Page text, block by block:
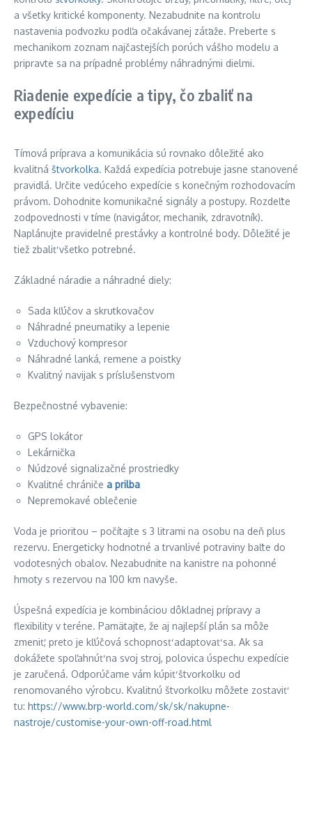
a všetky kritické komponenty. Nezabudnite na kontrolu
nastavenia podvozku podľa očakávanej záťaže. Preberte s
mechanikom zoznam najčastejších porúch vášho modelu a
pripravte sa na prípadné problémy náhradnými dielmi.
Riadenie expedície a tipy, čo zbaliť na
expedíciu
Tímová príprava a komunikácia sú rovnako dôležité ako
kvalitná štvorkolka. Každá expedícia potrebuje jasne stanovené
pravidlá. Určite vedúceho expedície s konečným rozhodovacím
právom. Dohodnite komunikačné signály a postupy. Rozdeľte
zodpovednosti v tíme (navigátor, mechanik, zdravotník).
Naplánujte pravidelné prestávky a kontrolné body. Dôležité je
tiež zbaliť všetko potrebné.
Základné náradie a náhradné diely:
Sada kľúčov a skrutkovačov
Náhradné pneumatiky a lepenie
Vzduchový kompresor
Náhradné lanká, remene a poistky
Kvalitný navijak s príslušenstvom
Bezpečnostné vybavenie:
GPS lokátor
Lekárnička
Núdzové signalizačné prostriedky
Kvalitné chrániče a prilba
Nepremokavé oblečenie
Voda je prioritou – počítajte s 3 litrami na osobu na deň plus
rezervu. Energeticky hodnotné a trvanlivé potraviny baľte do
vodotesných obalov. Nezabudnite na kanistre na pohonné
hmoty s rezervou na 100 km navyše.
Úspešná expedícia je kombináciou dôkladnej prípravy a
flexibility v teréne. Pamätajte, že aj najlepší plán sa môže
zmeniť, preto je kľúčová schopnosť adaptovať sa. Ak sa
dokážete spoľahnúť na svoj stroj, polovica úspechu expedície
je zaručená. Odporúčame vám kúpiť štvorkolku od
renomovaného výrobcu. Kvalitnú štvorkolku môžete zostaviť
tu: https://www.brp-world.com/sk/sk/nakupne-
nastroje/customise-your-own-off-road.html